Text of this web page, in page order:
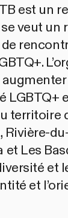
est un
veut un
de
LGBTQ+
territoire
Rivière-
et Les
et
et